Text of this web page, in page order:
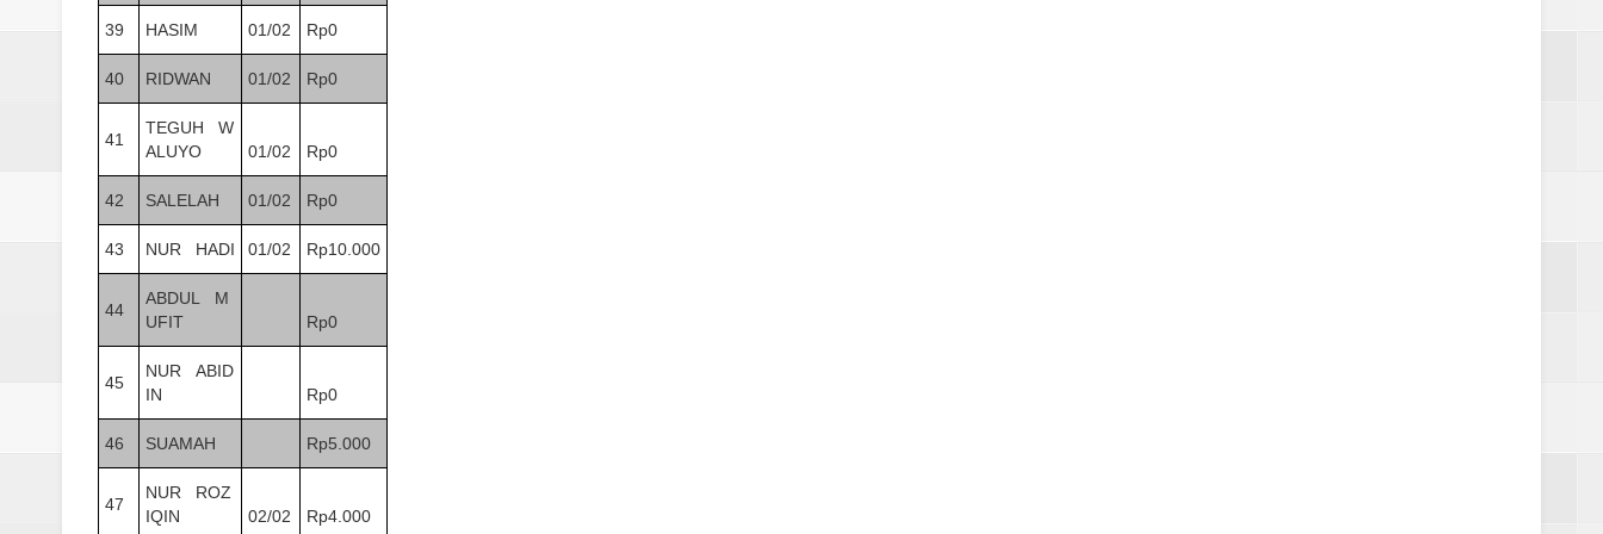
39 HASIM 01/02 Rp0
40 RIDWAN 01/02 Rp0
41
TEGUH W
ALUYO
01/02 Rp0
42 SALELAH 01/02 Rp0
43 NUR HADI 01/02 Rp10.000
44
ABDUL M
UFIT
Rp0
45
NUR ABID
IN
Rp0
46 SUAMAH Rp5.000
47
NUR ROZ
IQIN
02/02 Rp4.000